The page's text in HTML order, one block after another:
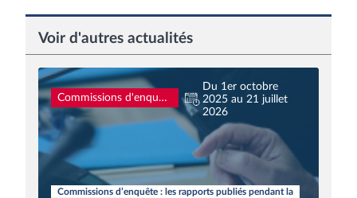
Voir d'autres actualités
Commissions d'enquête
Du 1er octobre
2025 au 21 juillet
2026
Commissions d’enquête : les rapports publiés pendant la